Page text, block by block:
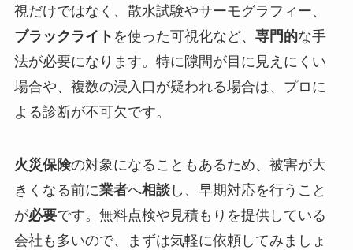
視だけではなく、散水試験やサーモグラフィー、
ブラックライト を使った可視化など、 専門的な手
法が必要になります。特に隙間が目に見えにくい
場合や、複数の浸入口が疑われる場合は、プロに
よる診断が不可欠です。
火災保険の対象になることもあるため、被害が大
きくなる前に業者へ相談し、早期対応を行うこと
が必要です。無料点検や見積もりを提供している
会社も多いので、まずは気軽に依頼してみましょ